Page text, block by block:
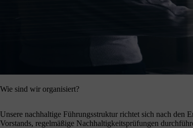
Wie sind wir organisiert?
Unsere nachhaltige Führungsstruktur richtet sich nach den
Vorstands, regelmäßige Nachhaltigkeitsprüfungen